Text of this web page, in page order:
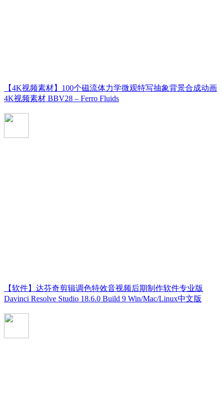
【4K视频素材】100个磁流体力学微观特写抽象背景合成动画
4K视频素材 BBV28 – Ferro Fluids
【软件】达芬奇剪辑调色特效音视频后期制作软件专业版
Davinci Resolve Studio 18.6.0 Build 9 Win/Mac/Linux中文版